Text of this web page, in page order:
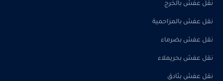
نقل عفش بالخرج
نقل عفش بالمزاحمية
نقل عفش بضرماء
نقل عفش بحريملاء
نقل عفش بثادق